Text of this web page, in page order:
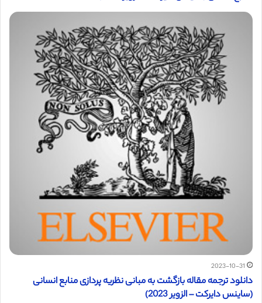
2023-10-31
دانلود ترجمه مقاله بازگشت به مبانی نظریه پردازی منابع انسانی
(ساینس دایرکت – الزویر 2023)